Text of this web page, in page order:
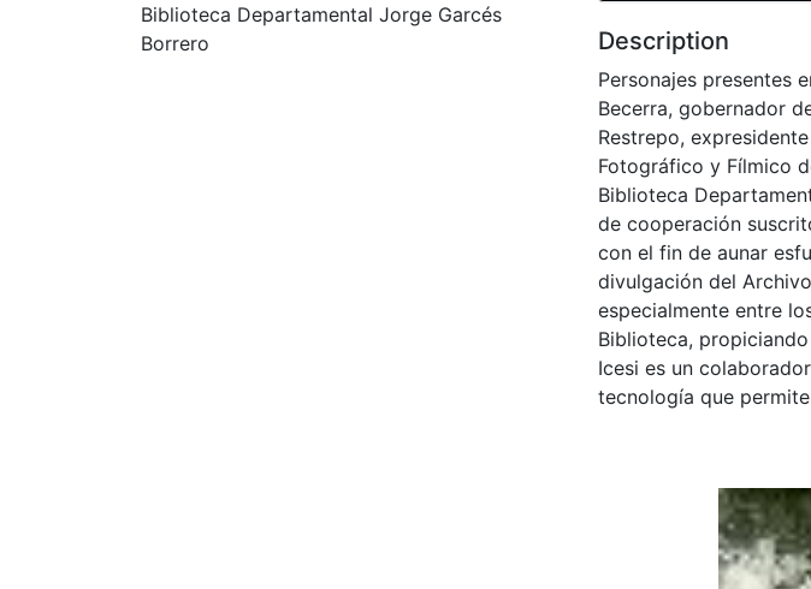
Biblioteca Departamental Jorge Garcés
Borrero
Description
Personajes presentes
Becerra, gobernador
Restrepo,
Fotográfico y Fílmico
Biblioteca
de cooperación
con el fin de aunar
divulgación del
especialmente entre
Biblioteca,
Icesi es un
tecnología que